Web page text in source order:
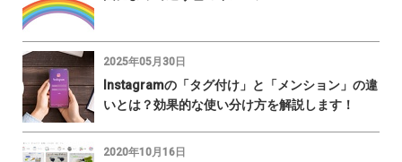
2025年05月30日
Instagramの「タグ付け」と「メンション」の違
いとは？効果的な使い分け方を解説します！
2020年10月16日